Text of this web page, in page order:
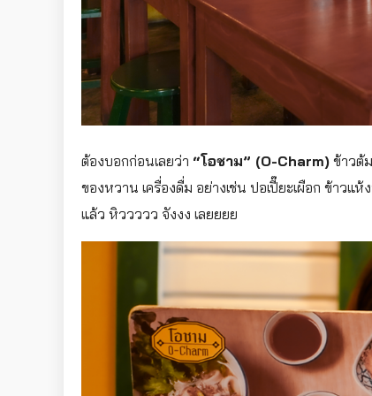
ต้องบอกก่อนเลยว่า “โอชาม” (O-Charm) ข้าวต้
ของหวาน เครื่องดื่ม อย่างเช่น ปอเปี๊ยะเผือก ข้าวแ
แล้ว หิววววว จังงง เลยยยย